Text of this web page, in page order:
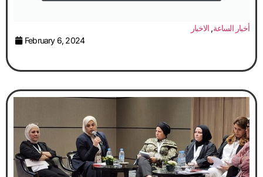
أخبار الساعة, الاخبار
February 6, 2024